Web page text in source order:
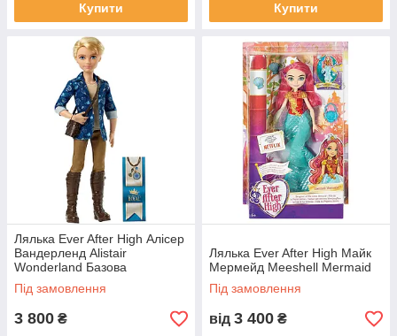
Купити Купити
Лялька Ever After High Алісер
Вандерленд Alistair
Wonderland Базова
Під замовлення
3 800 ₴
Лялька Ever After High Майк
Мермейд Meeshell Mermaid
Під замовлення
від 3 400 ₴